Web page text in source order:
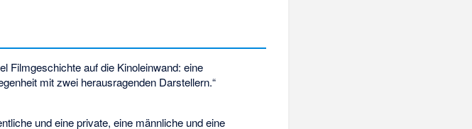
Filmgeschichte auf die Kinoleinwand: eine
mit zwei herausragenden Darstellern.“
und eine private, eine männliche und eine